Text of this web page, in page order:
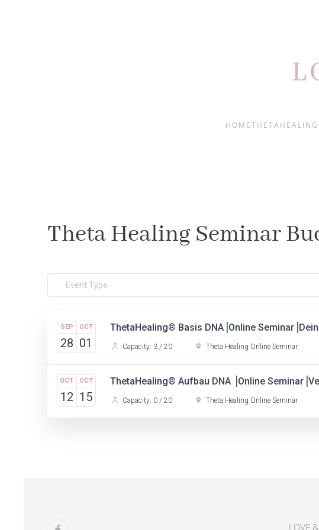
HOME
Theta Healing Seminar
SEP
28
OCT
01
ThetaHealing® Basis DNA⎟Online
Capacity: 3 / 20 Theta Healing Online Seminar
OCT
12
OCT
15
ThetaHealing® Aufbau DNA ⎟Online
Capacity: 0 / 20 Theta Healing Online Seminar
LOVE